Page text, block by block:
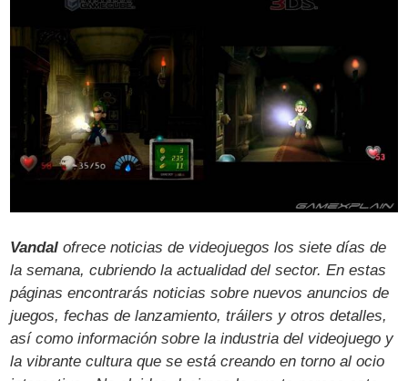
Vandal ofrece noticias de videojuegos los siete días de
la semana, cubriendo la actualidad del sector. En estas
páginas encontrarás noticias sobre nuevos anuncios de
juegos, fechas de lanzamiento, tráilers y otros detalles,
así como información sobre la industria del videojuego y
la vibrante cultura que se está creando en torno al ocio